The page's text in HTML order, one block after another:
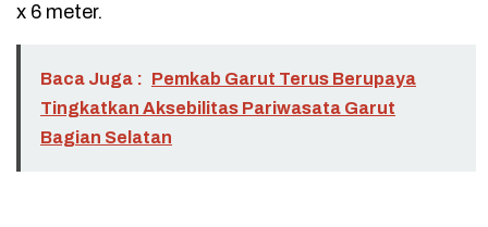
x 6 meter.
Baca Juga : Pemkab Garut Terus Berupaya
Tingkatkan Aksebilitas Pariwasata Garut
Bagian Selatan